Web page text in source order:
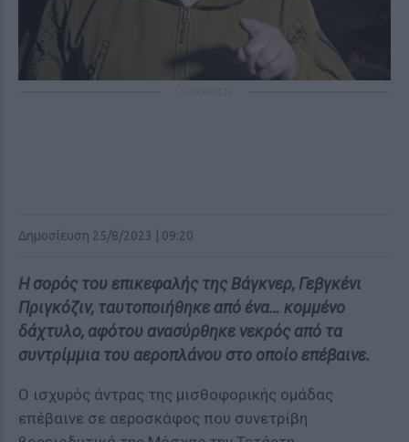
Δημοσίευση 25/8/2023 | 09:20
Η σορός του επικεφαλής της Βάγκνερ, Γεβγκένι
Πριγκόζιν, ταυτοποιήθηκε από ένα… κομμένο
δάχτυλο, αφότου ανασύρθηκε νεκρός από τα
συντρίμμια του αεροπλάνου στο οποίο επέβαινε.
Ο ισχυρός άντρας της μισθοφορικής ομάδας
επέβαινε σε αεροσκάφος που συνετρίβη